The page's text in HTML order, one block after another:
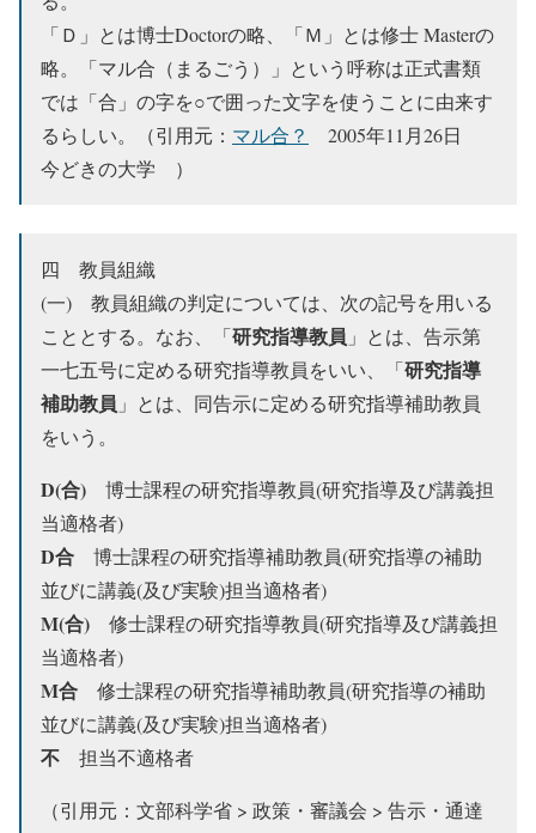
「Ｄ」とは博士Doctorの略、「Ｍ」とは修士 Masterの
略。「マル合（まるごう）」という呼称は正式書類
では「合」の字を○で囲った文字を使うことに由来す
るらしい。（引用元： マル合？
2005年11月26日
今どきの大学 ）
四 教員組織
(一) 教員組織の判定については、次の記号を用いる
こととする。なお、「研究指導教員 」とは、告示第
一七五号に定める研究指導教員をいい、「研究指導
補助教員 」とは、同告示に定める研究指導補助教員
をいう。
D(合) 博士課程の研究指導教員(研究指導及び講義担
当適格者)
D合 博士課程の研究指導補助教員(研究指導の補助
並びに講義(及び実験)担当適格者)
M(合) 修士課程の研究指導教員(研究指導及び講義担
当適格者)
M合 修士課程の研究指導補助教員(研究指導の補助
並びに講義(及び実験)担当適格者)
不 担当不適格者
（引用元：文部科学省 > 政策・審議会 > 告示・通達